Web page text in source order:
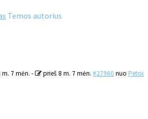
Temos autorius
m. 7 mėn. - prieš 8 m. 7 mėn. #27960 nuo Petrix